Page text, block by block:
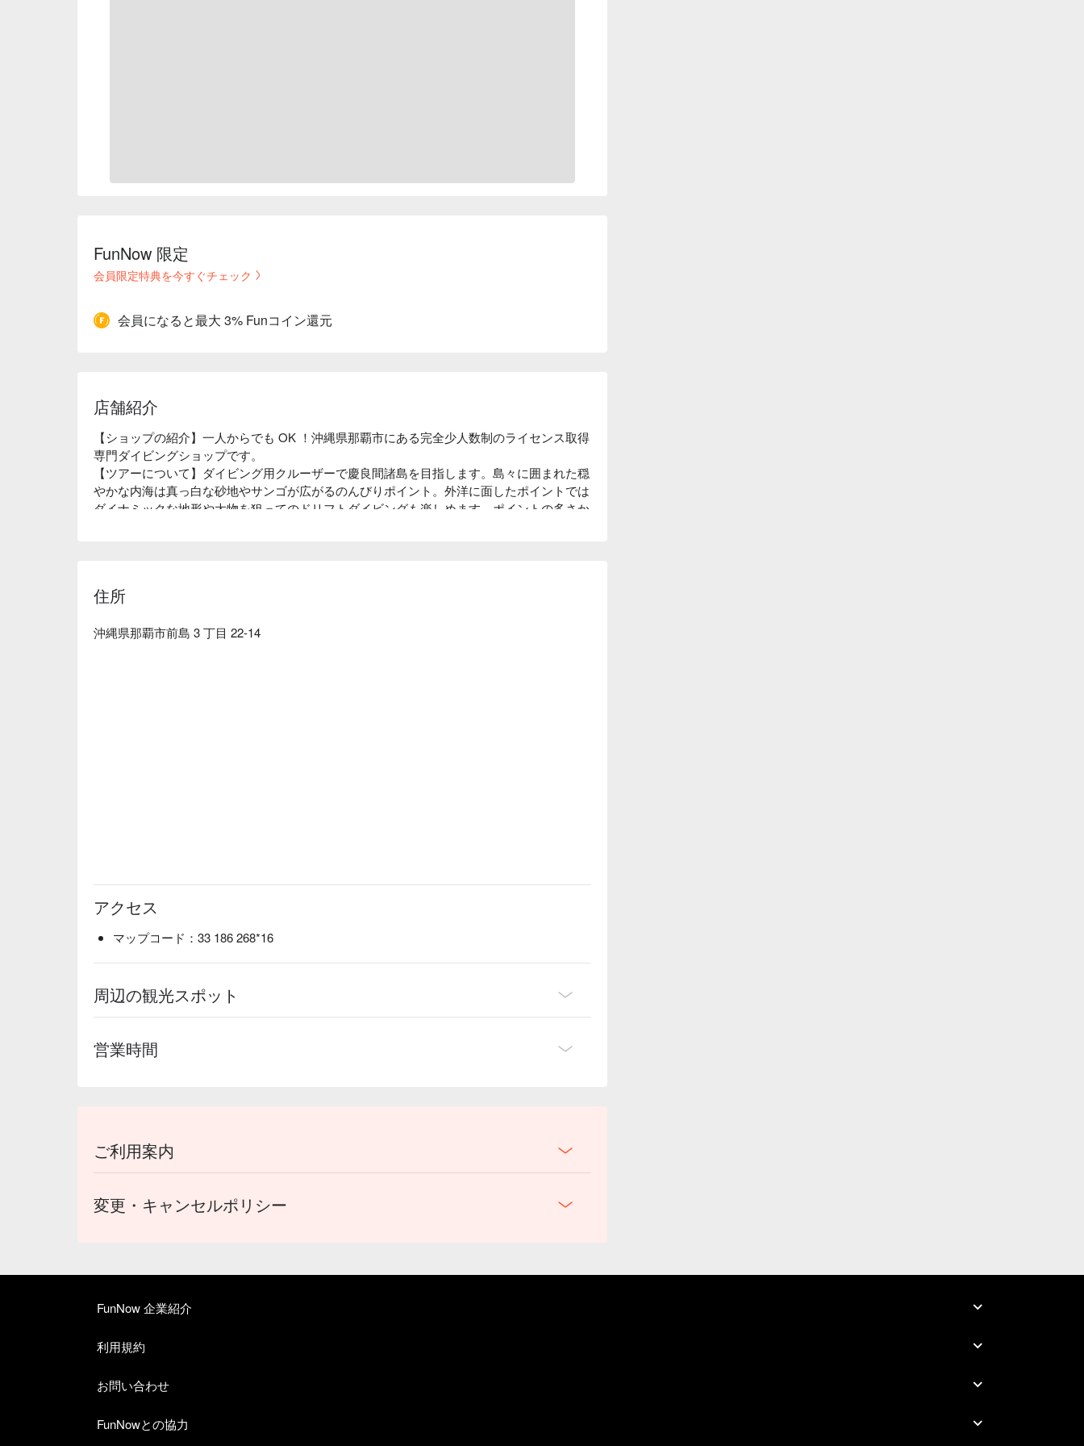
FunNow 限定
会員限定特典を今すぐチェック
会員になると最大 3% Funコイン還元
店舗紹介
【ショップの紹介】一人からでも OK ！沖縄県那覇市にある完全少人数制のライセンス取得
専門ダイビングショップです。
【ツアーについて】ダイビング用クルーザーで慶良間諸島を目指します。島々に囲まれた穏
やかな内海は真っ白な砂地やサンゴが広がるのんびりポイント。外洋に面したポイントでは
ダイナミックな地形や大物を狙ってのドリフトダイビングも楽しめます。ポイントの多さか
住所
沖縄県那覇市前島 3 丁目 22-14
アクセス
マップコード：33 186 268*16
周辺の観光スポット
営業時間
ご利用案内
変更・キャンセルポリシー
FunNow 企業紹介
利用規約
お問い合わせ
FunNowとの協力